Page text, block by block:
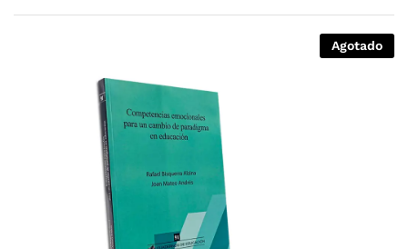
Agotado